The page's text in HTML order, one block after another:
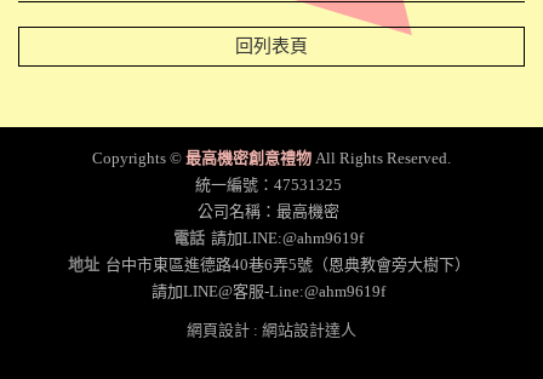
回列表頁
Copyrights © 最高機密創意禮物 All Rights Reserved.
統一編號：47531325
公司名稱：最高機密
電話 請加LINE:@ahm9619f
地址 台中市東區進德路40巷6弄5號（恩典教會旁大樹下）
請加LINE@客服-Line:@ahm9619f
網頁設計 : 網站設計達人